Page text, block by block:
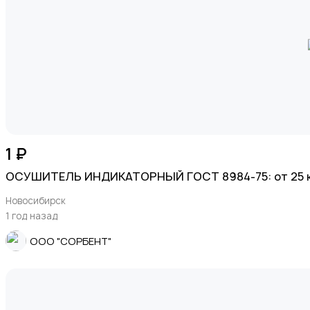
1 ₽
ОСУШИТЕЛЬ ИНДИКАТОРНЫЙ ГОСТ 8984-75: от 25
Новосибирск
1 год назад
ООО "СОРБЕНТ"